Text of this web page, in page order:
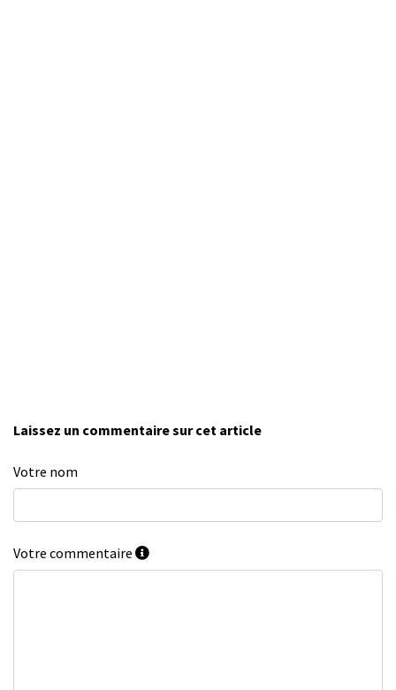
Laissez un commentaire sur cet article
Votre nom
Votre commentaire